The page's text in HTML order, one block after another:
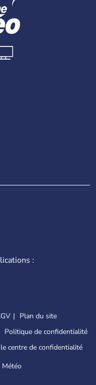
:
Plan du site
Politique de confidentialité
centre de confidentialité
Météo